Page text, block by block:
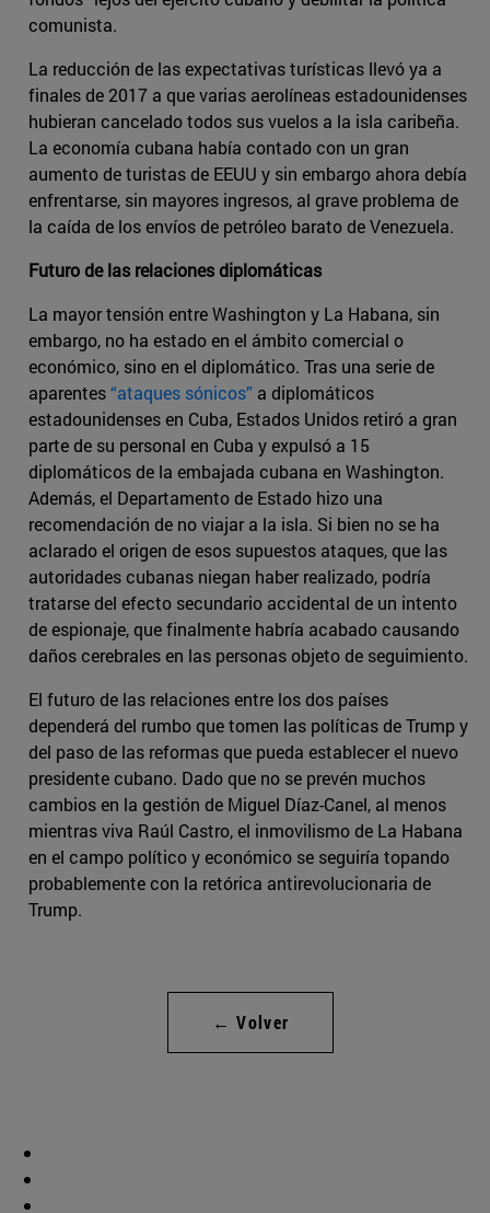
comunista.
La reducción de las expectativas turísticas llevó ya a
finales de 2017 a que varias aerolíneas estadounidenses
hubieran cancelado todos sus vuelos a la isla caribeña.
La economía cubana había contado con un gran
aumento de turistas de EEUU y sin embargo ahora debía
enfrentarse, sin mayores ingresos, al grave problema de
la caída de los envíos de petróleo barato de Venezuela.
Futuro de las relaciones diplomáticas
La mayor tensión entre Washington y La Habana, sin
embargo, no ha estado en el ámbito comercial o
económico, sino en el diplomático. Tras una serie de
aparentes“ataques sónicos” a diplomáticos
estadounidenses en Cuba, Estados Unidos retiró a gran
parte de su personal en Cuba y expulsó a 15
diplomáticos de la embajada cubana en Washington.
Además, el Departamento de Estado hizo una
recomendación de no viajar a la isla. Si bien no se ha
aclarado el origen de esos supuestos ataques, que las
autoridades cubanas niegan haber realizado, podría
tratarse del efecto secundario accidental de un intento
de espionaje, que finalmente habría acabado causando
daños cerebrales en las personas objeto de seguimiento.
El futuro de las relaciones entre los dos países
dependerá del rumbo que tomen las políticas de Trump y
del paso de las reformas que pueda establecer el nuevo
presidente cubano. Dado que no se prevén muchos
cambios en la gestión de Miguel Díaz-Canel, al menos
mientras viva Raúl Castro, el inmovilismo de La Habana
en el campo político y económico se seguiría topando
probablemente con la retórica antirevolucionaria de
Trump.
← Volver